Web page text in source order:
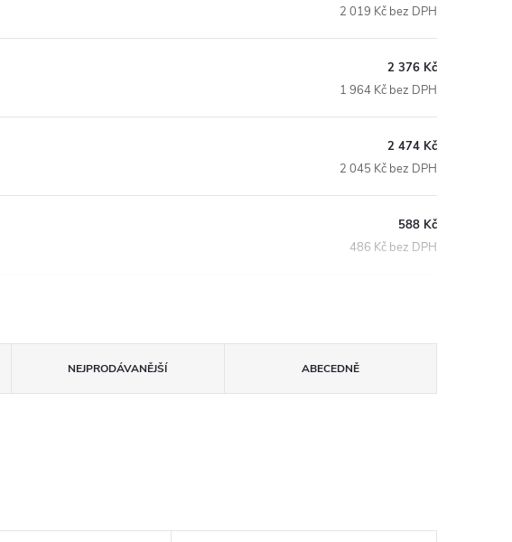
2 019 Kč bez DPH
2 376 Kč
1 964 Kč bez DPH
2 474 Kč
2 045 Kč bez DPH
588 Kč
486 Kč bez DPH
NEJPRODÁVANĚJŠÍ ABECEDNĚ